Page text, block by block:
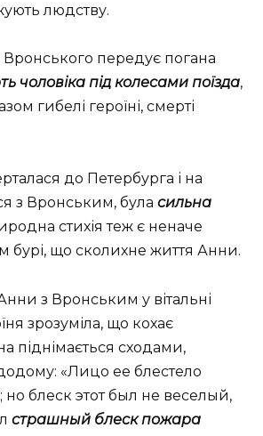
людству.
передує погана
чоловіка під колесами поїзда,
гибелі героїні, смерті
до Петербурга і на
з Вронським, була сильна
стихія теж є неначе
що сколихне життя Анни.
з Вронським у вітальні
зрозуміла, що кохає
піднімається сходами,
«Лицо ее блестело
блеск этот был не веселый,
страшный блеск пожара